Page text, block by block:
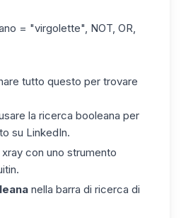
= "virgolette", NOT, OR,
tutto questo per trovare
la ricerca booleana per
su LinkedIn.
con uno strumento
nella barra di ricerca di